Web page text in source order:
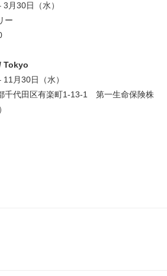
月30日（水）
ー
Tokyo
月30日（水）
千代田区有楽町1-13-1 第一生命保険株